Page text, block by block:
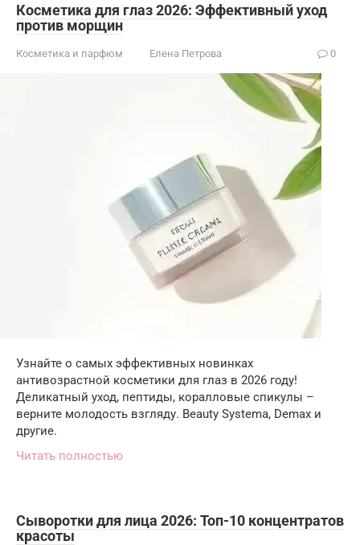
Косметика для глаз 2026: Эффективный уход
против морщин
Косметика и парфюм Елена Петрова 0
Узнайте о самых эффективных новинках
антивозрастной косметики для глаз в 2026 году!
Деликатный уход, пептиды, коралловые спикулы –
верните молодость взгляду. Beauty Systema, Demax и
другие.
Читать полностью
Сыворотки для лица 2026: Топ-10 концентратов
красоты